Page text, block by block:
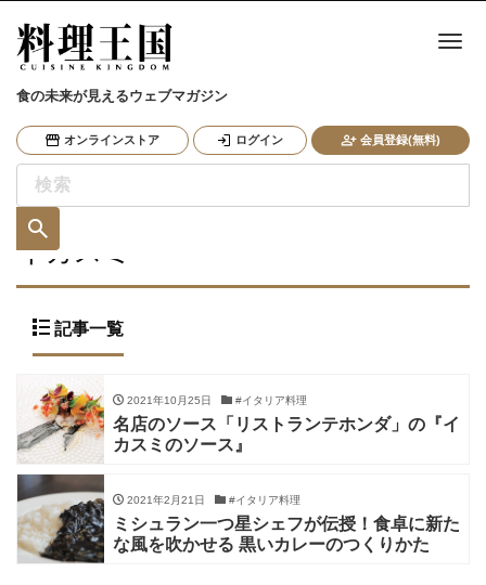
食の未来が見えるウェブマガジン
オンラインストア ログイン 会員登録(無料)
ナ
イカスミ
記事一覧
2021年10月25日 #イタリア料理
名店のソース「リストランテホンダ」の『イ
カスミのソース』
2021年2月21日 #イタリア料理
ミシュラン一つ星シェフが伝授！食卓に新た
な風を吹かせる 黒いカレーのつくりかた